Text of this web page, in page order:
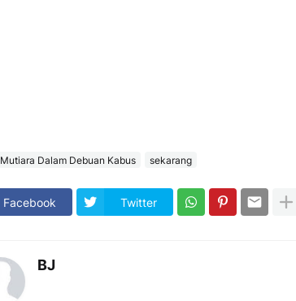
Mutiara Dalam Debuan Kabus sekarang
Facebook Twitter
BJ